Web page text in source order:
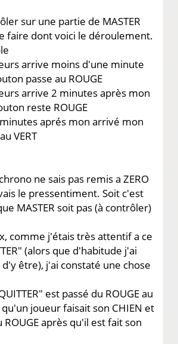
sur une partie de MASTER
faire dont voici le déroulement.
arrive moins d'une minute
passe au ROUGE
arrive 2 minutes après mon
reste ROUGE
aprés mon arrivé mon
VERT
ne sais pas remis a ZERO
le pressentiment. Soit c'est
MASTER soit pas (à contrôler)
comme j'étais très attentif a ce
(alors que d'habitude j'ai
être), j'ai constaté une chose
est passé du ROUGE au
qu'un joueur faisait son CHIEN et
ROUGE après qu'il est fait son